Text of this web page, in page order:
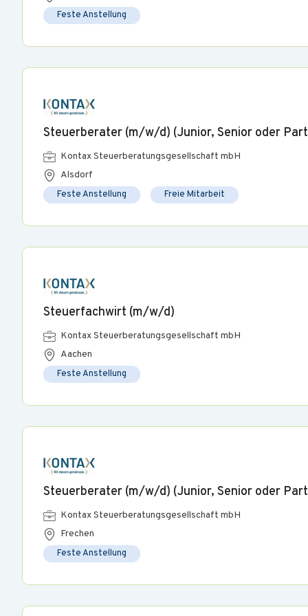
Feste Anstellung
Steuerberater (m/w/d) (Junior, Senior oder
Kontax Steuerberatungsgesellschaft mbH
Alsdorf
Feste Anstellung Freie Mitarbeit
Steuerfachwirt (m/w/d)
Kontax Steuerberatungsgesellschaft mbH
Aachen
Feste Anstellung
Steuerberater (m/w/d) (Junior, Senior oder
Kontax Steuerberatungsgesellschaft mbH
Frechen
Feste Anstellung